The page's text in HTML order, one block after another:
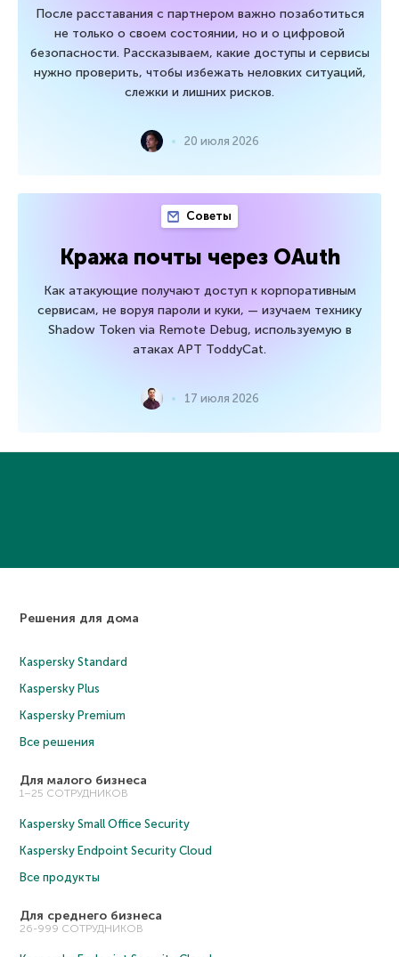
После расставания с партнером важно позаботиться
не только о своем состоянии, но и о цифровой
безопасности. Рассказываем, какие доступы и сервисы
нужно проверить, чтобы избежать неловких ситуаций,
слежки и лишних рисков.
20 июля 2026
Советы
Кража почты через OAuth
Как атакующие получают доступ к корпоративным
сервисам, не воруя пароли и куки, — изучаем технику
Shadow Token via Remote Debug, используемую в
атаках APT ToddyCat.
17 июля 2026
Решения для дома
Kaspersky Standard
Kaspersky Plus
Kaspersky Premium
Все решения
Для малого бизнеса
1–25 СОТРУДНИКОВ
Kaspersky Small Office Security
Kaspersky Endpoint Security Cloud
Все продукты
Для среднего бизнеса
26-999 СОТРУДНИКОВ